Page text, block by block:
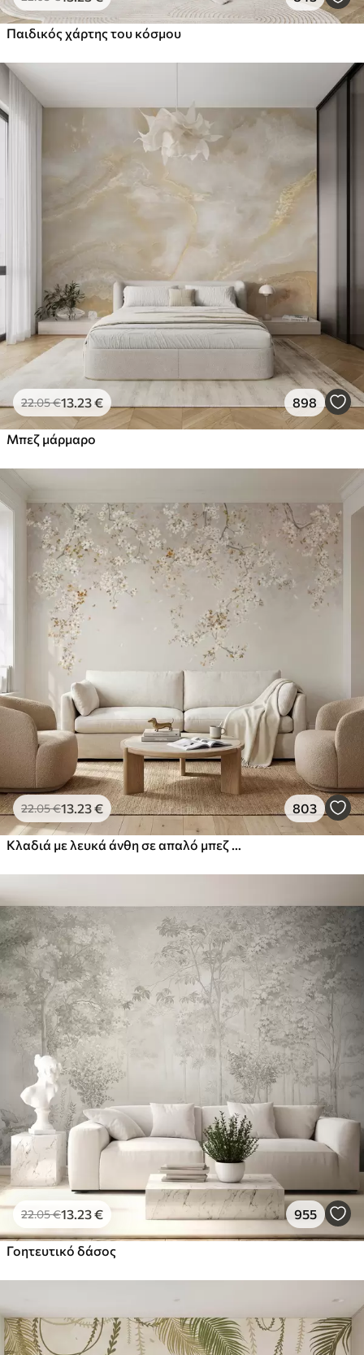
Παιδικός χάρτης του κόσμου
22.05€13 .23€ 898
Μπεζ μάρμαρο
22.05€13 .23€ 803
22.05€13 .23€ 955
Γοητευτικό δάσος